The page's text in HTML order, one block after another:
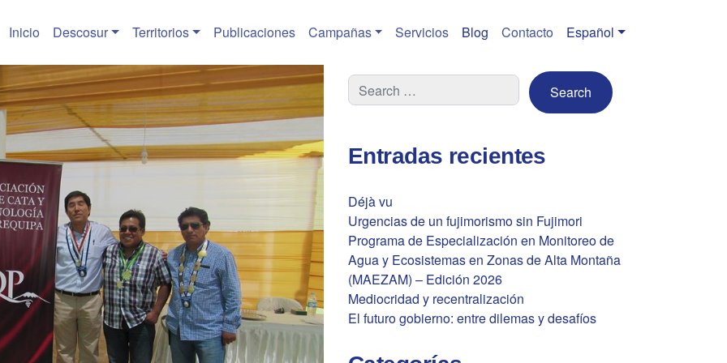
Inicio Descosur Territorios Publicaciones Campañas Servicios Blog Contacto Español
Entradas recientes
Déjà vu
Urgencias de un fujimorismo sin Fujimori
Programa de Especialización en Monitoreo de
Agua y Ecosistemas en Zonas de Alta Montaña
(MAEZAM) – Edición 2026
Mediocridad y recentralización
El futuro gobierno: entre dilemas y desafíos